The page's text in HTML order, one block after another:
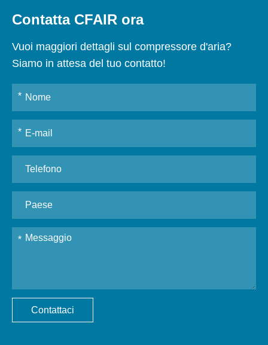
Contatta CFAIR ora
Vuoi maggiori dettagli sul compressore d'aria?
Siamo in attesa del tuo contatto!
Contattaci